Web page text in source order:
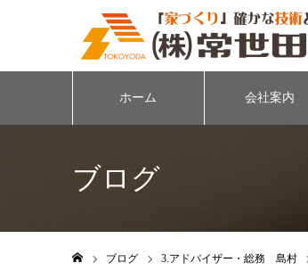
ホーム 会社案内
ブログ
ブログ 3.アドバイザー・総務 島村